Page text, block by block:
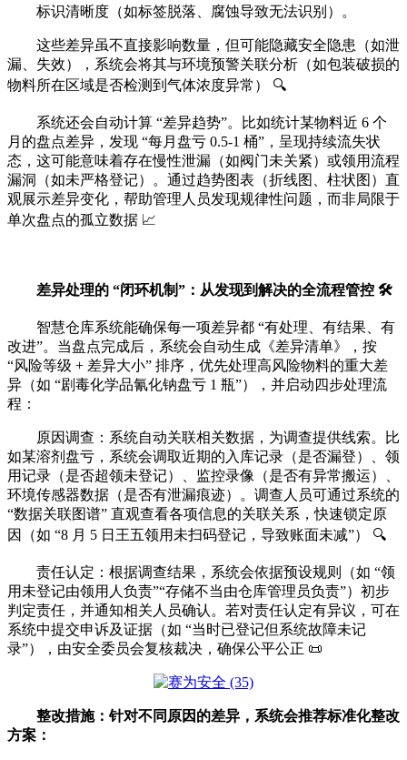
标识清晰度（如标签脱落、腐蚀导致无法识别）。
这些差异虽不直接影响数量，但可能隐藏安全隐患（如泄
漏、失效），系统会将其与环境预警关联分析（如包装破损的
物料所在区域是否检测到气体浓度异常） 🔍
系统还会自动计算 “差异趋势”。比如统计某物料近 6 个
月的盘点差异，发现 “每月盘亏 0.5-1 桶”，呈现持续流失状
态，这可能意味着存在慢性泄漏（如阀门未关紧）或领用流程
漏洞（如未严格登记）。通过趋势图表（折线图、柱状图）直
观展示差异变化，帮助管理人员发现规律性问题，而非局限于
单次盘点的孤立数据 📈
差异处理的 “闭环机制”：从发现到解决的全流程管控 🛠️
智慧仓库系统能确保每一项差异都 “有处理、有结果、有
改进”。当盘点完成后，系统会自动生成《差异清单》，按
“风险等级 + 差异大小” 排序，优先处理高风险物料的重大差
异（如 “剧毒化学品氰化钠盘亏 1 瓶”），并启动四步处理流
程：
原因调查：系统自动关联相关数据，为调查提供线索。比
如某溶剂盘亏，系统会调取近期的入库记录（是否漏登）、领
用记录（是否超领未登记）、监控录像（是否有异常搬运）、
环境传感器数据（是否有泄漏痕迹）。调查人员可通过系统的
“数据关联图谱” 直观查看各项信息的关联关系，快速锁定原
因（如 “8 月 5 日王五领用未扫码登记，导致账面未减”） 🔍
责任认定：根据调查结果，系统会依据预设规则（如 “领
用未登记由领用人负责”“存储不当由仓库管理员负责”）初步
判定责任，并通知相关人员确认。若对责任认定有异议，可在
系统中提交申诉及证据（如 “当时已登记但系统故障未记
录”），由安全委员会复核裁决，确保公平公正 📜
整改措施：针对不同原因的差异，系统会推荐标准化整改
方案：